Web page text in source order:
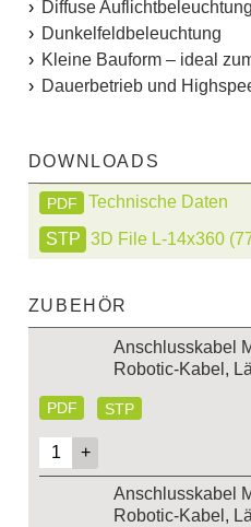
Diffuse Auflichtbeleuchtung
Dunkelfeldbeleuchtung
Kleine Bauform – ideal
Dauerbetrieb und
DOWNLOADS
PDF
Technische Daten
3D File L-14x360
ZUBEHÖR
Anschlusskabel
Robotic-Kabel,
PDF STP
Anschlusskabel
Robotic-Kabel,